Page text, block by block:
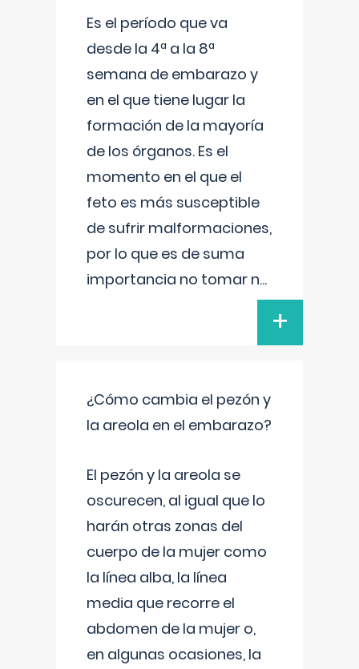
Es el período que va
desde la 4ª a la 8ª
semana de embarazo y
en el que tiene lugar la
formación de la mayoría
de los órganos. Es el
momento en el que el
feto es más susceptible
de sufrir malformaciones,
por lo que es de suma
importancia no tomar n...
+
¿Cómo cambia el pezón y
la areola en el embarazo?
El pezón y la areola se
oscurecen, al igual que lo
harán otras zonas del
cuerpo de la mujer como
la línea alba, la línea
media que recorre el
abdomen de la mujer o,
en algunas ocasiones, la